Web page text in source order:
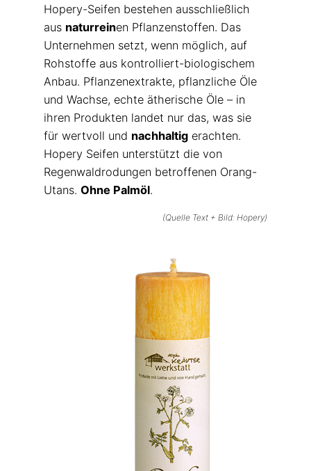
Hopery-Seifen bestehen ausschließlich
aus naturreinen Pflanzenstoffen. Das
Unternehmen setzt, wenn möglich, auf
Rohstoffe aus kontrolliert-biologischem
Anbau. Pflanzenextrakte, pflanzliche Öle
und Wachse, echte ätherische Öle – in
ihren Produkten landet nur das, was sie
für wertvoll und nachhaltigerachten.
Hopery Seifen unterstützt die von
Regenwaldrodungen betroffenen Orang-
Utans. Ohne Palmöl.
(Quelle Text + Bild: Hopery)